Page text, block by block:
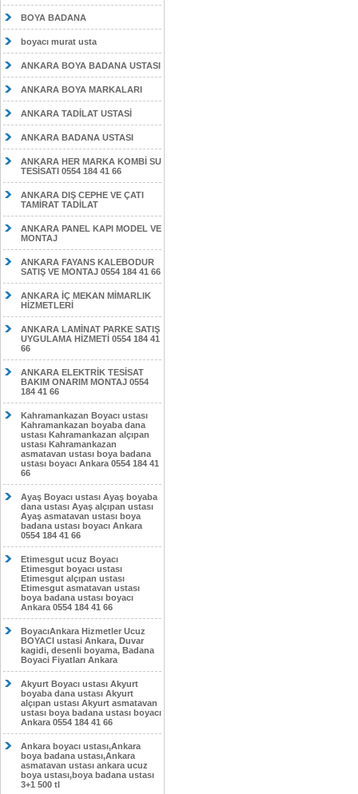
BOYA BADANA
boyacı murat usta
ANKARA BOYA BADANA USTASI
ANKARA BOYA MARKALARI
ANKARA TADİLAT USTASİ
ANKARA BADANA USTASI
ANKARA HER MARKA KOMBİ SU
TESİSATI 0554 184 41 66
ANKARA DIŞ CEPHE VE ÇATI
TAMİRAT TADİLAT
ANKARA PANEL KAPI MODEL VE
MONTAJ
ANKARA FAYANS KALEBODUR
SATIŞ VE MONTAJ 0554 184 41 66
ANKARA İÇ MEKAN MİMARLIK
HİZMETLERİ
ANKARA LAMİNAT PARKE SATIŞ
UYGULAMA HİZMETİ 0554 184 41
66
ANKARA ELEKTRİK TESİSAT
BAKIM ONARIM MONTAJ 0554
184 41 66
Kahramankazan Boyacı ustası
Kahramankazan boyaba dana
ustası Kahramankazan alçıpan
ustası Kahramankazan
asmatavan ustası boya badana
ustası boyacı Ankara 0554 184 41
66
Ayaş Boyacı ustası Ayaş boyaba
dana ustası Ayaş alçıpan ustası
Ayaş asmatavan ustası boya
badana ustası boyacı Ankara
0554 184 41 66
Etimesgut ucuz Boyacı
Etimesgut boyacı ustası
Etimesgut alçıpan ustası
Etimesgut asmatavan ustası
boya badana ustası boyacı
Ankara 0554 184 41 66
BoyacıAnkara Hizmetler Ucuz
BOYACI ustasi Ankara, Duvar
kagidi, desenli boyama, Badana
Boyaci Fiyatları Ankara
Akyurt Boyacı ustası Akyurt
boyaba dana ustası Akyurt
alçıpan ustası Akyurt asmatavan
ustası boya badana ustası boyacı
Ankara 0554 184 41 66
Ankara boyacı ustası,Ankara
boya badana ustası,Ankara
asmatavan ustası ankara ucuz
boya ustası,boya badana ustası
3+1 500 tl